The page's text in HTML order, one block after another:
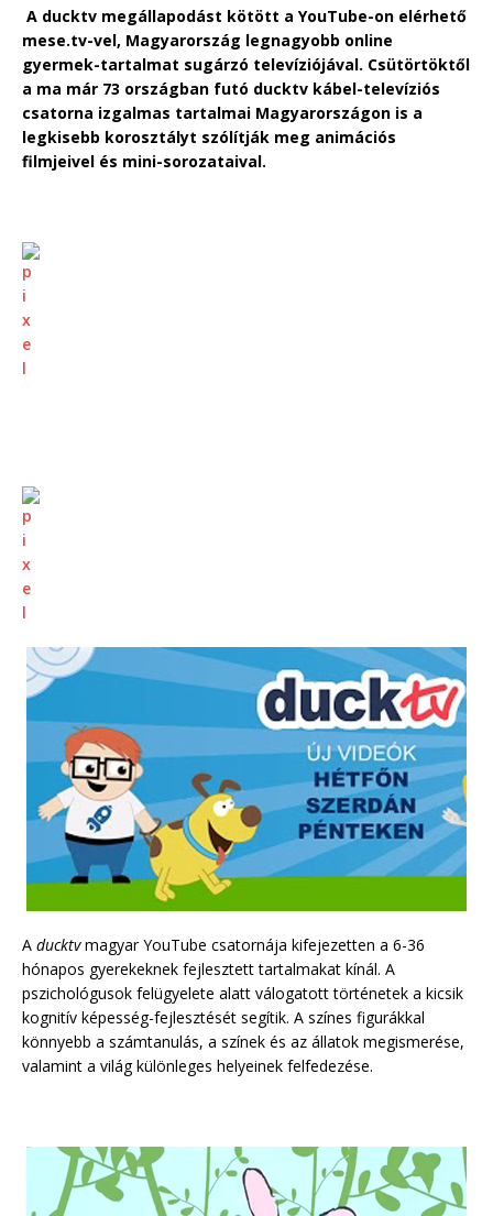
A ducktv megállapodást kötött a YouTube-on elérhető
mese.tv-vel, Magyarország legnagyobb online
gyermek-tartalmat sugárzó televíziójával. Csütörtöktől
a ma már 73 országban futó ducktv kábel-televíziós
csatorna izgalmas tartalmai Magyarországon is a
legkisebb korosztályt szólítják meg animációs
filmjeivel és mini-sorozataival.
A ducktvmagyar YouTube csatornája kifejezetten a 6-36
hónapos gyerekeknek fejlesztett tartalmakat kínál. A
pszichológusok felügyelete alatt válogatott történetek a kicsik
kognitív képesség-fejlesztését segítik. A színes figurákkal
könnyebb a számtanulás, a színek és az állatok megismerése,
valamint a világ különleges helyeinek felfedezése.